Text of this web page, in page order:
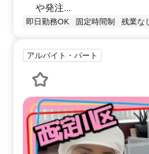
や発注...
即日勤務OK 固定時間制 残業なし
アルバイト・パート